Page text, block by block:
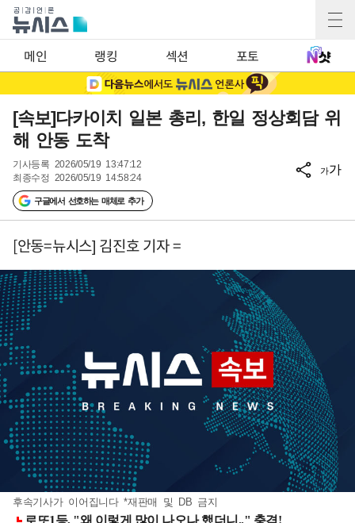
메인 랭킹 섹션 포토
[속보]다카이치 일본 총리, 한일 정상회담 위
해 안동 도착
기사등록 2026/05/19 13:47:12
최종수정 2026/05/19 14:58:24
구글에서 선호하는 매체로 추가
가가
[안동=뉴시스] 김진호 기자 =
후속기사가 이어집니다 *재판매 및 DB 금지